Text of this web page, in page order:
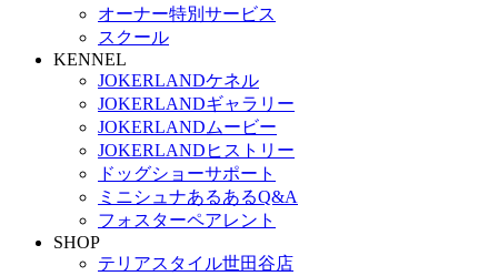
オーナー特別サービス
スクール
KENNEL
JOKERLANDケネル
JOKERLANDギャラリー
JOKERLANDムービー
JOKERLANDヒストリー
ドッグショーサポート
ミニシュナあるあるQ&A
フォスターペアレント
SHOP
テリアスタイル世田谷店